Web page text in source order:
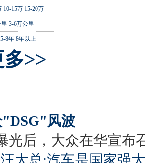
10-15万 15-20万
里 3-6万公里
5-8年 8年以上
多>>
风波
光后，大众在华宣布
汪大总:汽车是国家强